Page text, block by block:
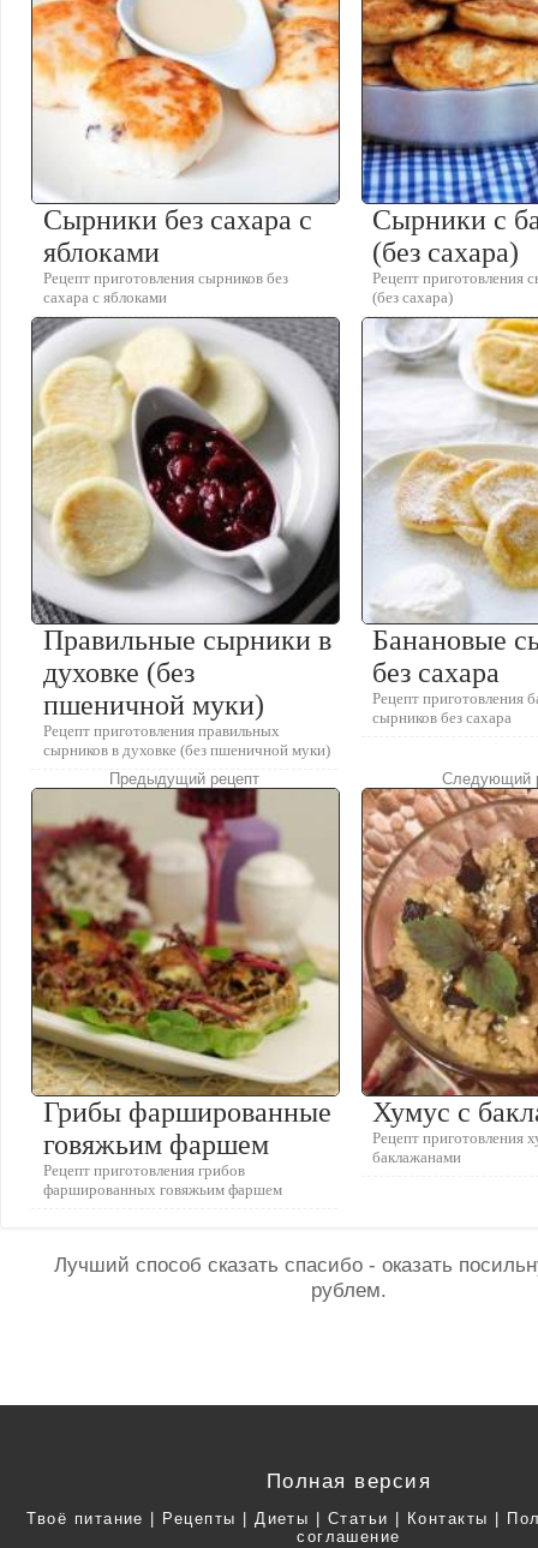
Сырники без сахара с
яблоками
Рецепт приготовления сырников без
сахара с яблоками
Сырники с
(без сахара)
Рецепт приготовления
(без сахара)
Правильные сырники в
духовке (без
пшеничной муки)
Рецепт приготовления правильных
сырников в духовке (без пшеничной муки)
Банановые
без сахара
Рецепт приготовления
сырников без сахара
Предыдущий рецепт
Грибы фаршированные
говяжьим фаршем
Рецепт приготовления грибов
фаршированных говяжьим фаршем
Следующий
Хумус с
Рецепт приготовления
баклажанами
Лучший способ сказать спасибо - оказать
рублем.
Полная версия
Твоё питание Рецепты |Диеты Статьи Контакты
соглашение